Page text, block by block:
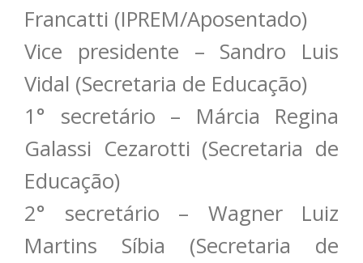
Francatti (IPREM/Aposentado)
Vice presidente – Sandro Luis
Vidal (Secretaria de Educação)
1° secretário – Márcia Regina
Galassi Cezarotti (Secretaria de
Educação)
2° secretário – Wagner Luiz
Martins Síbia (Secretaria de